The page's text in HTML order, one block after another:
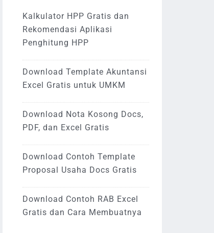
Kalkulator HPP Gratis dan
Rekomendasi Aplikasi
Penghitung HPP
Download Template Akuntansi
Excel Gratis untuk UMKM
Download Nota Kosong Docs,
PDF, dan Excel Gratis
Download Contoh Template
Proposal Usaha Docs Gratis
Download Contoh RAB Excel
Gratis dan Cara Membuatnya